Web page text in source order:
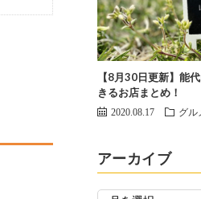
【8月30日更新】能
きるお店まとめ！
2020.08.17 グル
アーカイブ